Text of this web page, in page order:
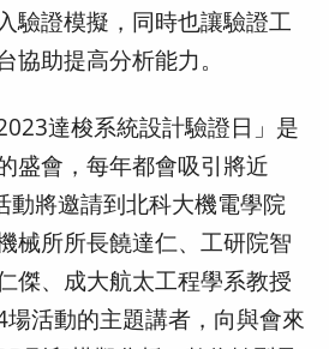
驗證模擬，同時也讓驗證工
助提高分析能力。
達梭系統設計驗證日」是
盛會，每年都會吸引將近
動將邀請到北科大機電學院
械所所長饒達仁、工研院智
傑、成大航太工程學系教授
活動的主題講者，向與會來